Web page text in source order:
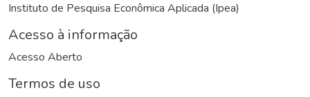
Instituto de Pesquisa Econômica Aplicada (Ipea)
Acesso à informação
Acesso Aberto
Termos de uso